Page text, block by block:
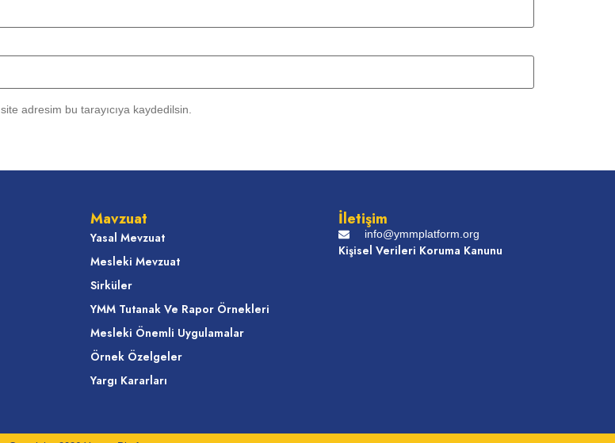
adresim bu tarayıcıya kaydedilsin.
Mavzuat
Yasal Mevzuat
Mesleki Mevzuat
Sirküler
YMM Tutanak Ve Rapor Örnekleri
Mesleki Önemli Uygulamalar
Örnek Özelgeler
Yargı Kararları
İletişim
info@ymmplatform.org
Kişisel Verileri Koruma Kanunu